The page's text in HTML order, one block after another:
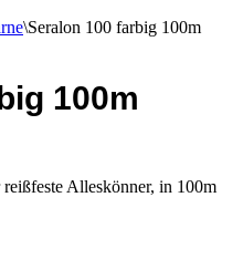
\Seralon 100 farbig 100m
100m
Alleskönner, in 100m